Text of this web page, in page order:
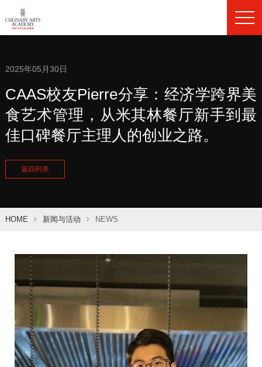
2025年05月30日
CAAS校友Pierre分享：经济学跨界美
食艺术管理，从米其林餐厅新手到最
佳口碑餐厅主理人的创业之路。
返回列表
HOME 新闻与活动 NEWS